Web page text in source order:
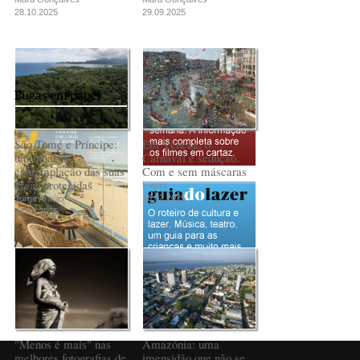
28.10.2025
29.09.2025
São Tomé e Príncipe:
um olhar de
contemplação das suas
áreas protegidas
Jorge Araújo
24.03.2025
Em Veneza, o
Carnaval é sedução.
Com e sem máscaras
Fugas
18.02.2025
"Menos é mais" nas
Amazónia: uma
Fugas em papel
PUB